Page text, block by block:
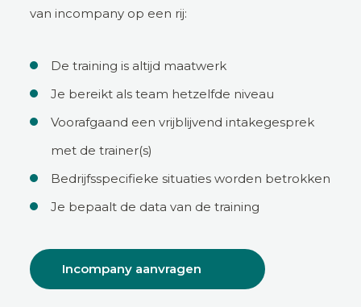
van incompany op een rij:
De training is altijd maatwerk
Je bereikt als team hetzelfde niveau
Voorafgaand een vrijblijvend intakegesprek
met de trainer(s)
Bedrijfsspecifieke situaties worden betrokken
Je bepaalt de data van de training
Incompany aanvragen